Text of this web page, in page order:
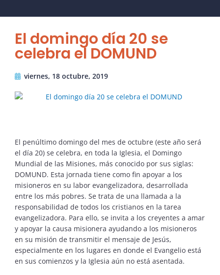
El domingo día 20 se
celebra el DOMUND
viernes, 18 octubre, 2019
El penúltimo domingo del mes de octubre (este año será
el día 20) se celebra, en toda la Iglesia, el Domingo
Mundial de las Misiones, más conocido por sus siglas:
DOMUND. Esta jornada tiene como fin apoyar a los
misioneros en su labor evangelizadora, desarrollada
entre los más pobres. Se trata de una llamada a la
responsabilidad de todos los cristianos en la tarea
evangelizadora. Para ello, se invita a los creyentes a amar
y apoyar la causa misionera ayudando a los misioneros
en su misión de transmitir el mensaje de Jesús,
especialmente en los lugares en donde el Evangelio está
en sus comienzos y la Iglesia aún no está asentada.